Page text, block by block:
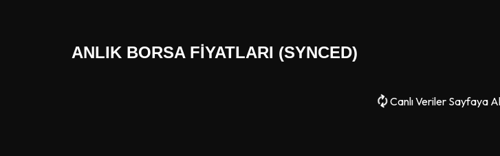
ANLIK BORSA FIYATLARI (SYNCED)
Canlı Veriler Sayfaya